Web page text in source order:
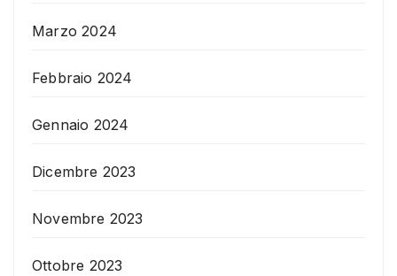
Marzo 2024
Febbraio 2024
Gennaio 2024
Dicembre 2023
Novembre 2023
Ottobre 2023